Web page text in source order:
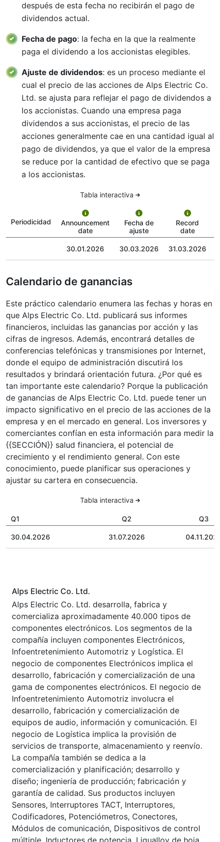
después de esta fecha no recibirán el pago de
dividendos actual.
Fecha de pago: la fecha en la que la realmente
paga el dividendo a los accionistas elegibles.
Ajuste de dividendos: es un proceso mediante el
cual el precio de las acciones de Alps Electric Co.
Ltd. se ajusta para reflejar el pago de dividendos a
los accionistas. Cuando una empresa paga
dividendos a sus accionistas, el precio de las
acciones generalmente cae en una cantidad igual al
pago de dividendos, ya que el valor de la empresa
se reduce por la cantidad de efectivo que se paga
a los accionistas.
Tabla interactiva
Periodicidad
Announcement
date
Fecha de
ajuste
Record
date
30.01.2026 30.03.2026 31.03.2026
Calendario de ganancias
Este práctico calendario enumera las fechas y horas en
que Alps Electric Co. Ltd. publicará sus informes
financieros, incluidas las ganancias por acción y las
cifras de ingresos. Además, encontrará detalles de
conferencias telefónicas y transmisiones por Internet,
donde el equipo de administración discutirá los
resultados y brindará orientación futura. ¿Por qué es
tan importante este calendario? Porque la publicación
de ganancias de Alps Electric Co. Ltd. puede tener un
impacto significativo en el precio de las acciones de la
empresa y en el mercado en general. Los inversores y
comerciantes confían en esta información para medir la
{{SECCIÓN}} salud financiera, el potencial de
crecimiento y el rendimiento general. Con este
conocimiento, puede planificar sus operaciones y
ajustar su cartera en consecuencia.
Tabla interactiva
Q1 Q2 Q3
30.04.2026 31.07.2026
Alps Electric Co. Ltd.
Alps Electric Co. Ltd. desarrolla, fabrica y
comercializa aproximadamente 40.000 tipos de
componentes electrónicos. Los segmentos de la
compañía incluyen componentes Electrónicos,
Infoentretenimiento Automotriz y Logística. El
negocio de componentes Electrónicos implica el
desarrollo, fabricación y comercialización de una
gama de componentes electrónicos. El negocio de
Infoentretenimiento Automotriz involucra el
desarrollo, fabricación y comercialización de
equipos de audio, información y comunicación. El
negocio de Logística implica la provisión de
servicios de transporte, almacenamiento y reenvío.
La compañía también se dedica a la
comercialización y planificación; desarrollo y
diseño; ingeniería de producción; fabricación y
garantía de calidad. Sus productos incluyen
Sensores, Interruptores TACT, Interruptores,
Codificadores, Potenciómetros, Conectores,
Módulos de comunicación, Dispositivos de control
múltiple, Inductores de potencia, Liqualloy de hoja